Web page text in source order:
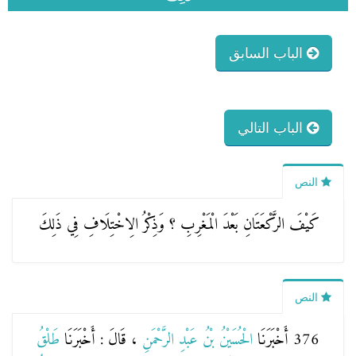
الباب السابق
الباب التالي
النص
كَيْفَ الرَّكْعَتَانِ بَعْدَ الْمَغْرِبِ ؟ وَذِكْرُ الِاخْتِلَافِ فِي ذَلِكَ
النص
376 أَخْبَرَنَا الْحُسَيْنُ بْنُ عَبْدِ الرَّحْمَنِ ، قَالَ : أَخْبَرَنَا طَلْقُ